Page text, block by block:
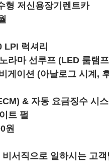
형 저신용장기렌트카
LPI 럭셔리
라마 선루프 (LED 룸램
게이션 (아날로그 시계,
& 자동 요금징수 시
트 펄
원
서직으로 일하시는 고